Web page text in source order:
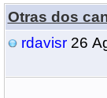
Otras dos
rdavisr26